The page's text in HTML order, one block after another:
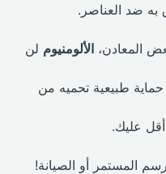
ضد العناصر.
الألومنيوملن
طبيعية تحميه من
عليك.
المستمر أو الصيانة!